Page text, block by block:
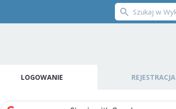
LOGOWANIE REJESTRACJA